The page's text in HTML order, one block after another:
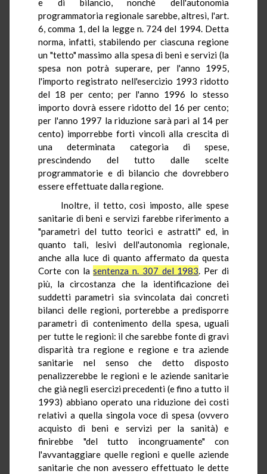
e di bilancio, nonchè dell'autonomia
programmatoria regionale sarebbe, altresì, l'art.
6, comma 1, del la legge n. 724 del 1994. Detta
norma, infatti, stabilendo per ciascuna regione
un "tetto" massimo alla spesa di beni e servizi (la
spesa non potrà superare, per l'anno 1995,
l'importo registrato nell'esercizio 1993 ridotto
del 18 per cento; per l'anno 1996 lo stesso
importo dovrà essere ridotto del 16 per cento;
per l'anno 1997 la riduzione sarà pari al 14 per
cento) imporrebbe forti vincoli alla crescita di
una determinata categoria di spese,
prescindendo del tutto dalle scelte
programmatorie e di bilancio che dovrebbero
essere effettuate dalla regione.
Inoltre, il tetto, così imposto, alle spese
sanitarie di beni e servizi farebbe riferimento a
"parametri del tutto teorici e astratti" ed, in
quanto tali, lesivi dell'autonomia regionale,
anche alla luce di quanto affermato da questa
Corte con lasentenza n. 307 del 1983. Per di
più, la circostanza che la identificazione dei
suddetti parametri sia svincolata dai concreti
bilanci delle regioni, porterebbe a predisporre
parametri di contenimento della spesa, uguali
per tutte le regioni: il che sarebbe fonte di gravi
disparità tra regione e regione e tra aziende
sanitarie nel senso che detto disposto
penalizzerebbe le regioni e le aziende sanitarie
che già negli esercizi precedenti (e fino a tutto il
1993) abbiano operato una riduzione dei costi
relativi a quella singola voce di spesa (ovvero
acquisto di beni e servizi per la sanità) e
finirebbe "del tutto incongruamente" con
l'avvantaggiare quelle regioni e quelle aziende
sanitarie che non avessero effettuato le dette